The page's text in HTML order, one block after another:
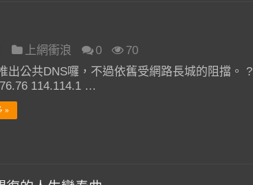
上網衝浪 0
70
出公共DNS囉，不過依舊受網路長城的阻擋。 ?
114.114.1 …
»